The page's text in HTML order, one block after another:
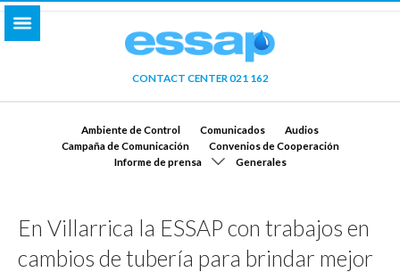
CONTACT CENTER 021 162
Ambiente de Control Comunicados
Audios
Campaña de Comunicación
Convenios de Cooperación
Informe de prensa
Generales
En Villarrica la ESSAP con trabajos en
cambios de tubería para brindar mejor